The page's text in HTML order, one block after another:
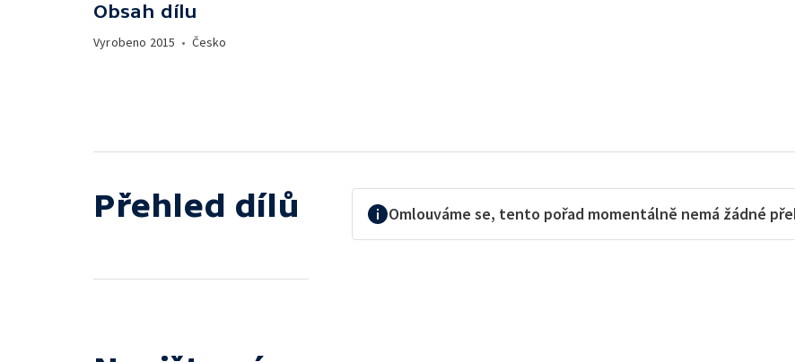
Obsah dílu
Vyrobeno 2015 • Česko
Přehled dílů Omlouváme se, tento pořad momentálně nemá žádné